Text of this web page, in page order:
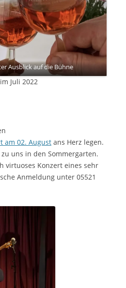
Ausblick auf die Bühne
Juli 2022
am 02. August ans Herz legen.
uns in den Sommergarten.
virtuoses Konzert eines sehr
Anmeldung unter 05521